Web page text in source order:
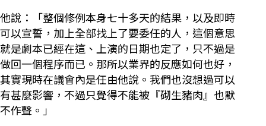
他說：「整個修例本身七十多天的結果，以及即時
可以宣誓，加上全部找上了要委任的人，這個意思
就是劇本已經在這、上演的日期也定了，只不過是
做回一個程序而已。那所以業界的反應如何也好，
其實現時在議會內是任由他說。我們也沒想過可以
有甚麼影響，不過只覺得不能被『砌生豬肉』也默
不作聲。」